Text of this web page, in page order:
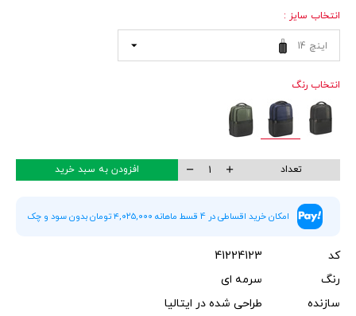
انتخاب سایز :
14 اینچ
انتخاب رنگ
تعداد افزودن به سبد خرید
امکان خرید اقساطی در 4 قسط ماهانه ۴,۰۲۵,۰۰۰ تومان بدون سود و چک
کد
41224123
رنگ
سرمه ای
سازنده
طراحی شده در ایتالیا